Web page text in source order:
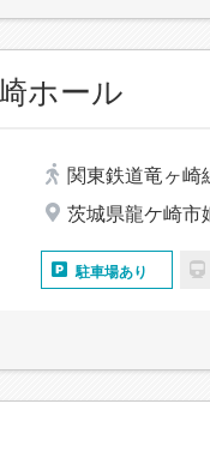
ホール
関東鉄道竜ヶ崎
茨城県龍ケ崎市
駐車場あり